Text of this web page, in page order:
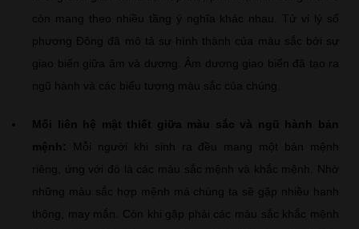
còn mang theo nhiều tầng ý nghĩa khác nhau. Tử vi lý số
phương Đông đã mô tả sự hình thành của màu sắc bởi sự
giao biến giữa âm và dương. Âm dương giao biến đã tạo ra
ngũ hành và các biểu tượng màu sắc của chúng.
Mối liên hệ mật thiết giữa màu sắc và ngũ hành bản
mệnh:
Mỗi người khi sinh ra đều mang một bản mệnh
riêng, ứng với đó là các màu sắc mệnh và khắc mệnh. Nhờ
những màu sắc hợp mệnh mà chúng ta sẽ gặp nhiều hanh
thông, may mắn. Còn khi gặp phải các màu sắc khắc mệnh